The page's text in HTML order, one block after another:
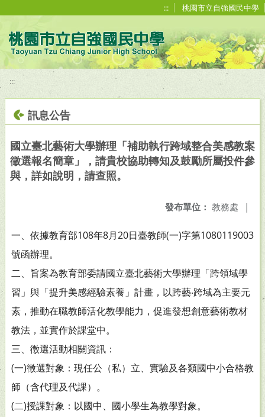
::: 桃園市立自強國民中學
:::
訊息公告
國立臺北藝術大學辦理「補助執行跨域整合美感教案
徵選報名簡章」，請貴校協助轉知及鼓勵所屬投件參
與，詳如說明，請查照。
發布單位： 教務處 |
一、依據教育部108年8月20日臺教師(一)字第1080119003
號函辦理。
二、旨案為教育部委請國立臺北藝術大學辦理「跨領域學
習」與「提升美感經驗素養」計畫，以跨藝‧跨域為主要元
素，推動在職教師活化教學能力，促進發想創意藝術教材
教法，並實作於課堂中。
三、徵選活動相關資訊：
(一)徵選對象：現任公（私）立、實驗及各類國中小合格教
師（含代理及代課）。
(二)授課對象：以國中、國小學生為教學對象。